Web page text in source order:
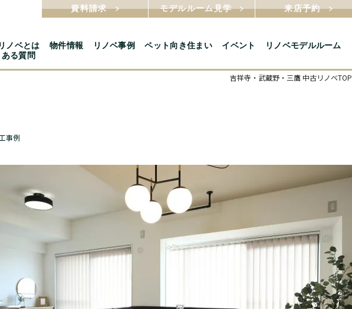
資料請求 モデルルーム見学 来店予約
ノベとは 物件情報 リノベ事例 ペット向き住まい イベント リノベモデルルーム
る質問
吉祥寺・武蔵野・三鷹 中古リノベTOP
事例